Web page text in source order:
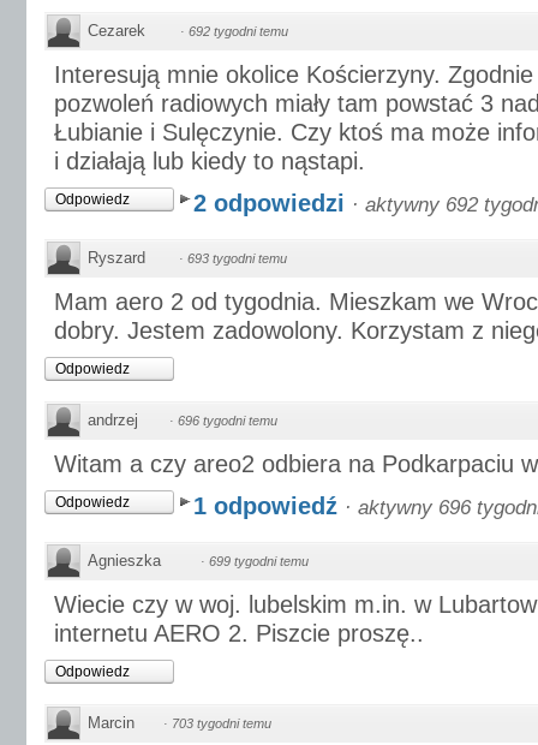
Cezarek · 692 tygodni temu
Interesują mnie okolice Kościerzyny.
pozwoleń radiowych miały tam powstać 3
Łubianie i Sulęczynie. Czy ktoś ma może
i działają lub kiedy to nąstapi.
Odpowiedz 2 odpowiedzi · aktywny 692
Ryszard · 693 tygodni temu
Mam aero 2 od tygodnia. Mieszkam we
dobry. Jestem zadowolony. Korzystam z
Odpowiedz
andrzej · 696 tygodni temu
Witam a czy areo2 odbiera na Podkarpaciu
Odpowiedz 1 odpowiedź · aktywny 696
Agnieszka · 699 tygodni temu
Wiecie czy w woj. lubelskim m.in. w
internetu AERO 2. Piszcie proszę..
Odpowiedz
Marcin · 703 tygodni temu